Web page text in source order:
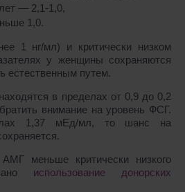
― 2,1-1,0,
1,0.
1 нг/мл) и критически низком
у женщины сохраняются
естественным путем.
в пределах от 0,9 до 0,2
внимание на уровень ФСГ.
1,37 мЕд/мл, то шанс на
меньше критически низкого
использование донорских